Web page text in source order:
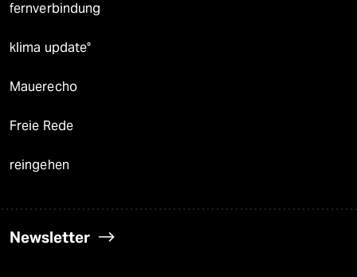
fernverbindung
klima update°
Mauerecho
Freie Rede
reingehen
Newsletter